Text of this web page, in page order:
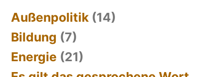
Außenpolitik (14)
Bildung (7)
Energie (21)